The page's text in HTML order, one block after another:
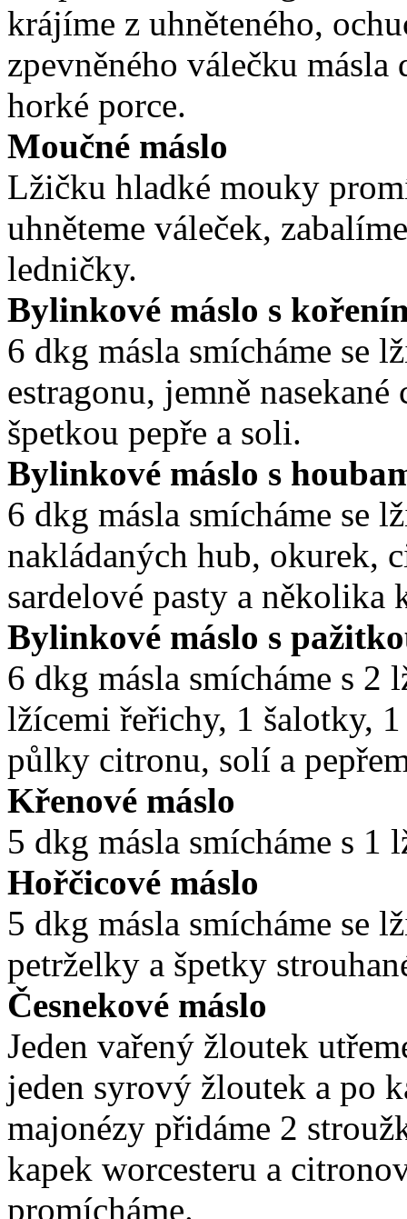
krájíme z uhněteného,
zpevněného válečku
horké porce.
Moučné máslo
Lžičku hladké mouky
uhněteme váleček,
ledničky.
Bylinkové máslo s
6 dkg másla smícháme se
estragonu, jemně
špetkou pepře a soli.
Bylinkové máslo s
6 dkg másla smícháme se
nakládaných hub, okurek,
sardelové pasty a několika
Bylinkové máslo s
6 dkg másla smícháme s 2
lžícemi řeřichy, 1 šalotky,
půlky citronu, solí a
Křenové máslo
5 dkg másla smícháme s 1
Hořčicové máslo
5 dkg másla smícháme se
petrželky a špetky
Česnekové máslo
Jeden vařený žloutek
jeden syrový žloutek a po
majonézy přidáme 2
kapek worcesteru a
promícháme.